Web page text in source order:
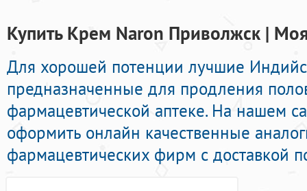
Купить Крем Naron Приволжск |
Для хорошей потенции лучшие
предназначенные для продления
фармацевтической аптеке. На нашем
оформить онлайн качественные
фармацевтических фирм с доставкой